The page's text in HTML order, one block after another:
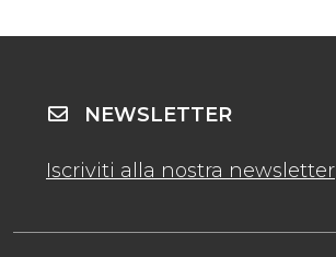
NEWSLETTER
Iscriviti alla nostra newsletter